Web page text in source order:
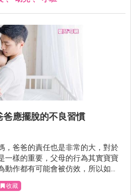
應擺脫的不良習慣
，爸爸的責任也是非常的大，對於
一樣的重要，父母的行為其實寶寶
作都有可能會被仿效，所以如果
一定要記得改進，或是不可以在孩
好小妮爸應該沒有太多不良的習慣
收藏